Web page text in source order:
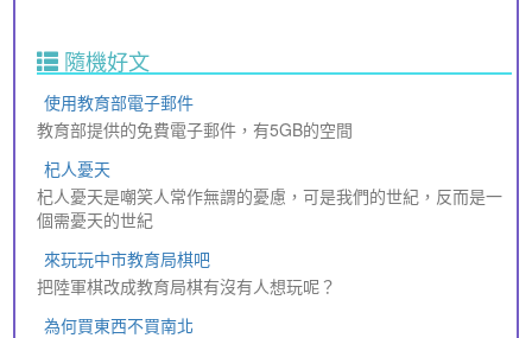
隨機好文
使用教育部電子郵件
教育部提供的免費電子郵件，有5GB的空間
杞人憂天
杞人憂天是嘲笑人常作無謂的憂慮，可是我們的世紀，反而是一
個需憂天的世紀
來玩玩中市教育局棋吧
把陸軍棋改成教育局棋有沒有人想玩呢？
為何買東西不買南北